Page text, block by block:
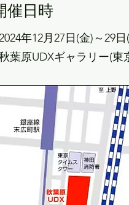
催日時
年12月27日(金)～29日
葉原UDXギャラリー(